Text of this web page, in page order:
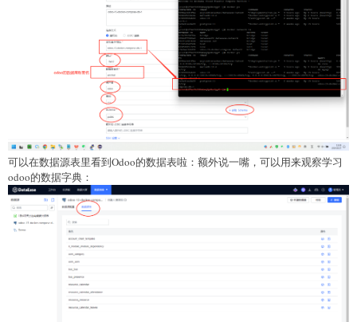
可以在数据源表里看到Odoo的数据表啦：额外说一嘴，可以用来观察学习
odoo的数据字典：